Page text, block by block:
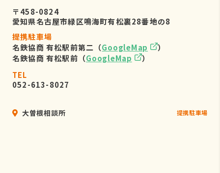
〒458-0824
愛知県名古屋市緑区鳴海町有松裏28番地の8
提携駐車場
名鉄協商 有松駅前第二（GoogleMap
）
名鉄協商 有松駅前（GoogleMap
）
TEL
052-613-8027
大曽根相談所 提携駐車場